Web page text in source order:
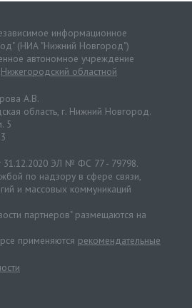
информационное
(НИА "Нижний Новгород")
автономное учреждение
Нижегородский областной
А.В.
область, г. Нижний Новгород.
5
31.12.2020 ЭЛ № ФС 77 - 79798.
по надзору в сфере связи,
и массовых коммуникаций
партнеров" размещаются на
применяются рекомендательные